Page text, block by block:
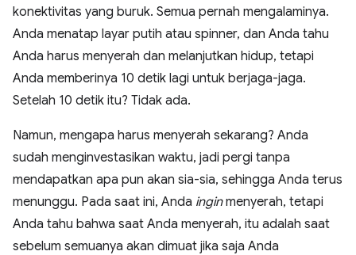
konektivitas yang buruk. Semua pernah mengalaminya.
Anda menatap layar putih atau spinner, dan Anda tahu
Anda harus menyerah dan melanjutkan hidup, tetapi
Anda memberinya 10 detik lagi untuk berjaga-jaga.
Setelah 10 detik itu? Tidak ada.
Namun, mengapa harus menyerah sekarang? Anda
sudah menginvestasikan waktu, jadi pergi tanpa
mendapatkan apa pun akan sia-sia, sehingga Anda terus
menunggu. Pada saat ini, Anda inginmenyerah, tetapi
Anda tahu bahwa saat Anda menyerah, itu adalah saat
sebelum semuanya akan dimuat jika saja Anda